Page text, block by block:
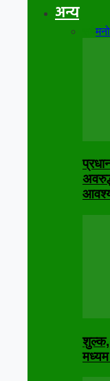
अन्य
सबै
शुल्क,